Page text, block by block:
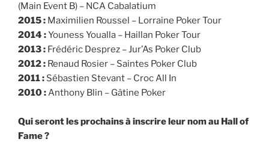
(Main Event B) – NCA Cabalatium
2015 : Maximilien Roussel – Lorraine Poker Tour
2014 :Youness Youalla – Haillan Poker Tour
2013 : Frédéric Desprez – Jur’As Poker Club
2012 : Renaud Rosier – Saintes Poker Club
2011 : Sébastien Stevant – Croc All In
2010 :Anthony Blin – Gâtine Poker
Qui seront les prochains à inscrire leur nom au Hall of
Fame ?